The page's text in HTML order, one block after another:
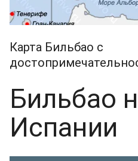
Карта Бильбао с
Бильбао
Испании